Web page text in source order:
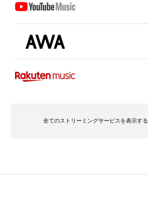
全てのストリーミングサービスを表示する